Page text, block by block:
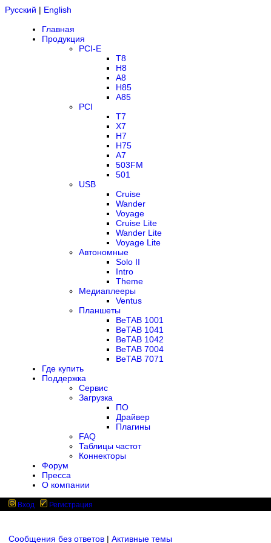
Русский | English
Главная
Продукция
PCI-E
T8
H8
A8
H85
A85
PCI
T7
X7
H7
H75
A7
503FM
501
USB
Cruise
Wander
Voyage
Cruise Lite
Wander Lite
Voyage Lite
Автономные
Solo II
Intro
Theme
Медиаплееры
Ventus
Планшеты
BeTAB 1001
BeTAB 1041
BeTAB 1042
BeTAB 7004
BeTAB 7071
Где купить
Поддержка
Сервис
Загрузка
ПО
Драйвер
Плагины
FAQ
Таблицы частот
Коннекторы
Форум
Пресса
О компании
Вход Регистрация
Сообщения без ответов | Активные темы